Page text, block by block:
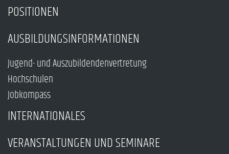
POSITIONEN
AUSBILDUNGSINFORMATIONEN
Jugend- und Auszubildendenvertretung
Hochschulen
Jobkompass
INTERNATIONALES
VERANSTALTUNGEN UND SEMINARE